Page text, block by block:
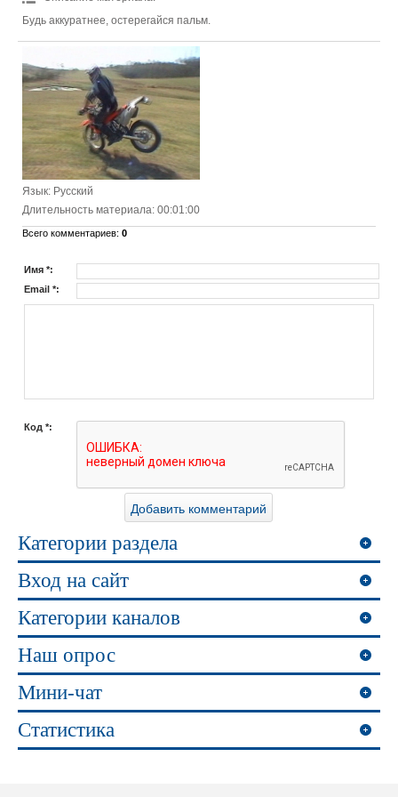
Будь аккуратнее, остерегайся пальм.
Язык: Русский
Длительность материала: 00:01:00
Всего комментариев: 0
Имя *:
Email *:
Код *:
Категории раздела
Вход на сайт
Категории каналов
Наш опрос
Мини-чат
Статистика